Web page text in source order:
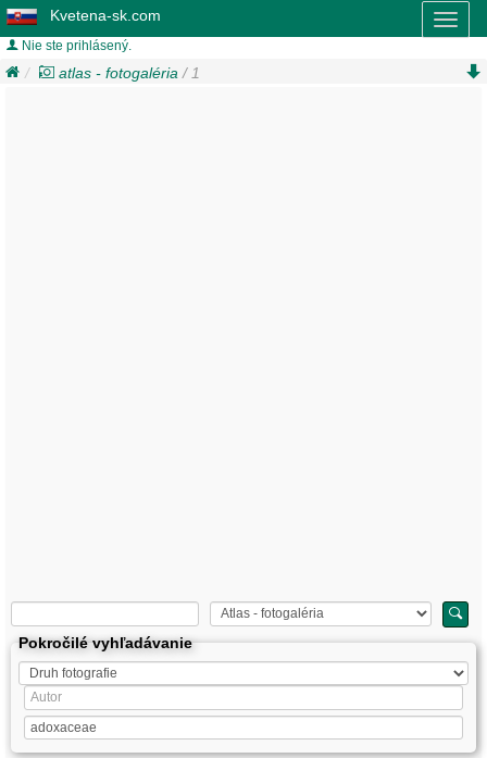
Kvetena-sk.com
Nie ste prihlásený.
atlas - fotogaléria / 1
Pokročilé vyhľadávanie